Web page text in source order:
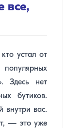
все,
устал от
Здесь нет
бутиков.
внутри вас.
— это уже